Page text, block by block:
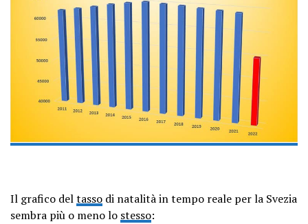
Il grafico deltasso di natalità in tempo reale per la Svezia
sembra più o meno lo stesso: